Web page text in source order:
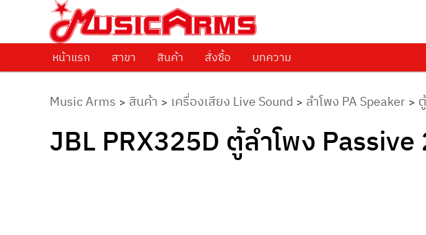
Music Arms
ศูนย์รวมครื่องดนตรีทุกชนิด ตั้งแต่เริ่มต้นถึงมืออาชีพ
Skip to primary content
หน้าแรก สาขา สินค้า สั่งซื้อ บทความ
Music Arms > สินค้า > เครื่องเสียง Live Sound > ลำโพง PA Speaker >
JBL PRX325D ตู้ลำโพง